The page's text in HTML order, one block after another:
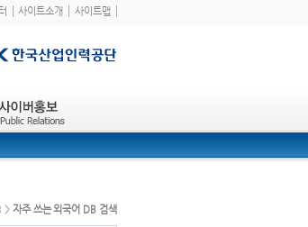
사이트소개 사이트맵
> 자주 쓰는 외국어 DB 검색